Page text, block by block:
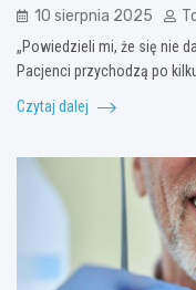
10 sierpnia 2025
„Powiedzieli mi, że się nie
Pacjenci przychodzą po
Czytaj dalej